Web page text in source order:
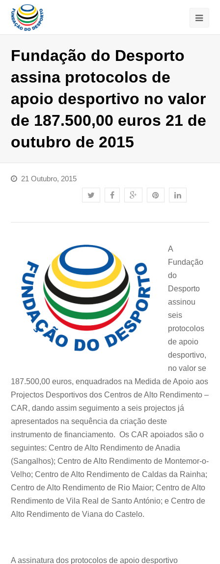
Fundação do Desporto
assina protocolos de
apoio desportivo no valor
de 187.500,00 euros 21 de
outubro de 2015
21 Outubro, 2015
A
Fundação
do
Desporto
assinou
seis
protocolos
de apoio
desportivo,
no valor se
187.500,00 euros, enquadrados na Medida de Apoio aos
Projectos Desportivos dos Centros de Alto Rendimento –
CAR, dando assim seguimento a seis projectos já
apresentados na sequência da criação deste
instrumento de financiamento. Os CAR apoiados são o
seguintes: Centro de Alto Rendimento de Anadia
(Sangalhos); Centro de Alto Rendimento de Montemor-o-
Velho; Centro de Alto Rendimento de Caldas da Rainha;
Centro de Alto Rendimento de Rio Maior; Centro de Alto
Rendimento de Vila Real de Santo António; e Centro de
Alto Rendimento de Viana do Castelo.
A assinatura dos protocolos de apoio desportivo